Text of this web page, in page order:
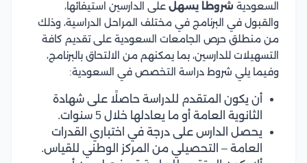
السعودية شروطا يسهل على الدارسين استيفائها،
والقبول في البرنامج في مختلف المراحل الدراسية، وذلك
من منطلق حرص الجامعات السعودية على تقديم كافة
التسهيلات للدارسين، بما يمكنهم من الالتحاق بالبرنامج،
وفيما يلي شروط دراسة التخصص في السعودية:
أن يكون المتقدم للدراسة حاصلًا على شهادة
الثانوية العامة أو ما يعادلها خلال 5 سنوات.
يحصل الدارس على درجة في اختباري القدرات
العامة – التحصيلي من المركز الوطني للقياس.